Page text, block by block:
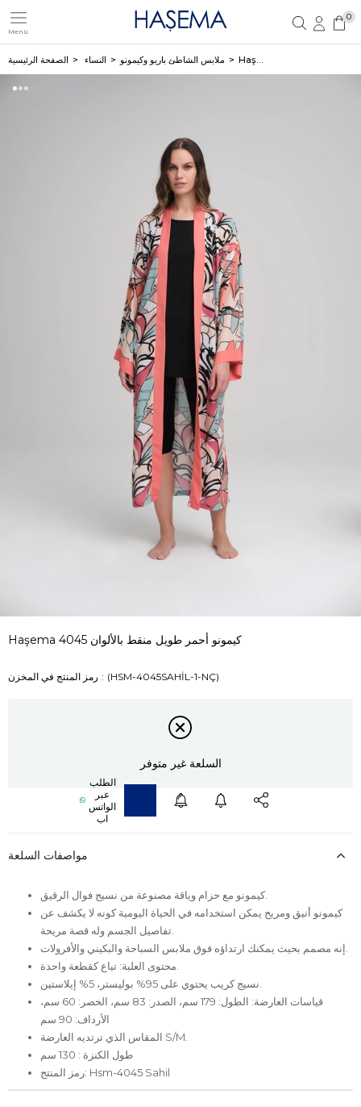
Menü
تسجيل دخول العضو تسجيل مستخدم جديد
0
الصفحة الرئيسية النساء ملابس الشاطئ باريو وكيمونو Haşema كيمونو أحمر طويل منقط بالألوان 4045
Haşema كيمونو أحمر طويل منقط بالألوان 4045
رمز المنتج في المخزن (HSM-4045SAHİL-1-NÇ)
السلعة غير متوفر
مواصفات السلعة
كيمونو مع حزام وياقة مصنوعة من نسيج فوال الرقيق.
كيمونو أنيق ومريح يمكن استخدامه في الحياة اليومية كونه لا يكشف عن
قياسات العارضة: الطول: 179 سم، الصدر: 83 سم، الخصر: 60 سم،
الأرداف: 90 سم
المقاس الذي ترتديه العارضة S/M.
طول الكنزة : 130 سم
رمز المنتج: Hsm-4045 Sahil